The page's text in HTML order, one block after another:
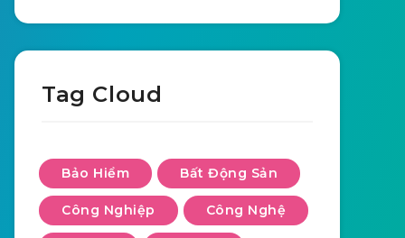
Tag Cloud
Bảo Hiểm Bất Động Sản
Công Nghiệp Công Nghệ